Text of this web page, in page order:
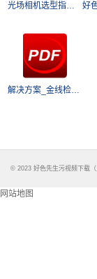
光场相机选型指南.PDF
© 2023 好色先生污视频下载
网站地图